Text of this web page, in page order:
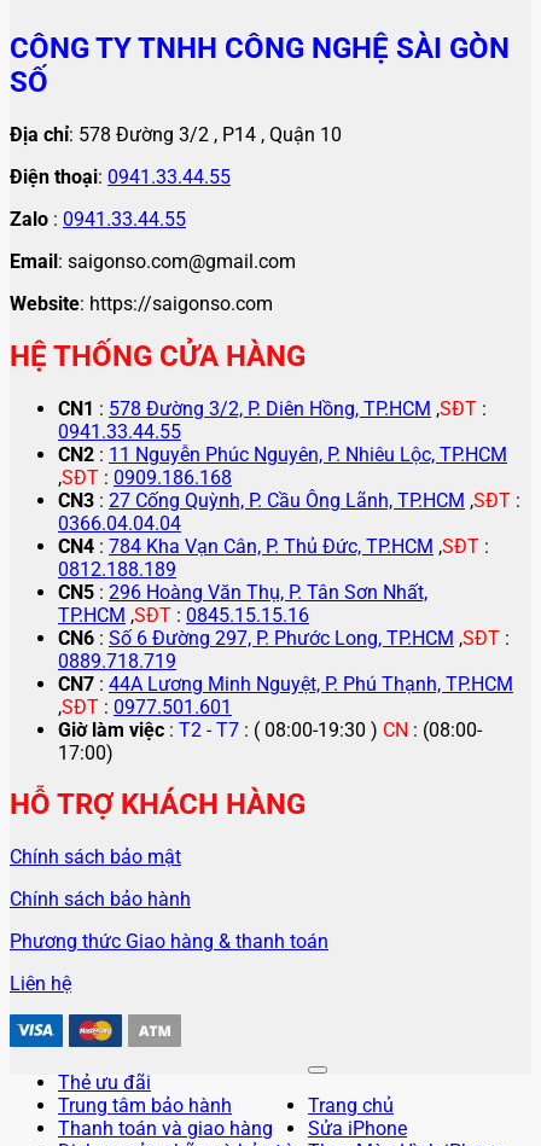
CÔNG TY TNHH CÔNG NGHỆ SÀI GÒN
SỐ
Địa chỉ: 578 Đường 3/2 , P14 , Quận 10
Điện thoại: 0941.33.44.55
Zalo : 0941.33.44.55
Email: saigonso.com@gmail.com
Website: https://saigonso.com
HỆ THỐNG CỬA HÀNG
CN1 : 578 Đường 3/2, P. Diên Hồng, TP.HCM ,SĐT :
0941.33.44.55
CN2 : 11 Nguyễn Phúc Nguyên, P. Nhiêu Lộc, TP.HCM
,SĐT : 0909.186.168
CN3 : 27 Cống Quỳnh, P. Cầu Ông Lãnh, TP.HCM ,SĐT :
0366.04.04.04
CN4 : 784 Kha Vạn Cân, P. Thủ Đức, TP.HCM ,SĐT :
0812.188.189
CN5 : 296 Hoàng Văn Thụ, P. Tân Sơn Nhất,
TP.HCM ,SĐT : 0845.15.15.16
CN6 : Số 6 Đường 297, P. Phước Long, TP.HCM ,SĐT :
0889.718.719
CN7 : 44A Lương Minh Nguyệt, P. Phú Thạnh, TP.HCM
,SĐT : 0977.501.601
Giờ làm việc : T2 - T7 : ( 08:00-19:30 ) CN : (08:00-
17:00)
HỖ TRỢ KHÁCH HÀNG
Chính sách bảo mật
Chính sách bảo hành
Phương thức Giao hàng & thanh toán
Liên hệ
Thẻ ưu đãi
Trung tâm bảo hành
Thanh toán và giao hàng
Trang chủ
Sửa iPhone